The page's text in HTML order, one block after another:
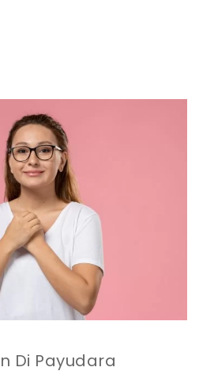
Di Payudara